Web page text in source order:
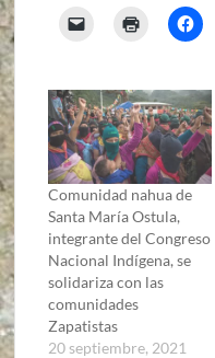
Comunidad nahua de
Santa María Ostula,
integrante del Congreso
Nacional Indígena, se
solidariza con las
comunidades
Zapatistas
20 septiembre, 2021